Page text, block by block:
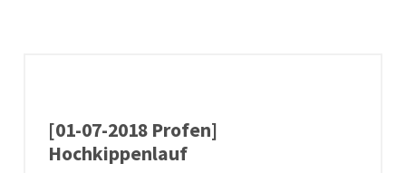
[01-07-2018 Profen]
Hochkippenlauf